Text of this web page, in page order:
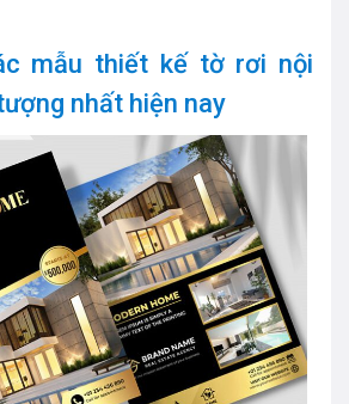
mẫu thiết kế tờ rơi nội
nhất hiện nay